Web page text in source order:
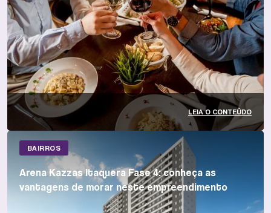
LEIA O CONTEÚDO
BAIRROS
Arena Kazzas Itaquera Fase 4: conheça as
vantagens de morar neste empreendimento